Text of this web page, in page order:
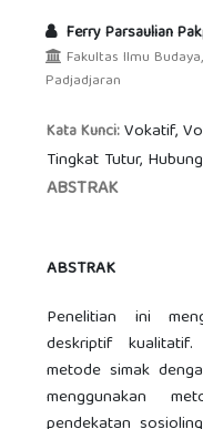
Ferry Parsaulian
Fakultas Ilmu
Padjadjaran
Kata Kunci:Vokatif,
Tingkat Tutur,
ABSTRAK
ABSTRAK
Penelitian ini
deskriptif kualitatif.
metode simak
menggunakan